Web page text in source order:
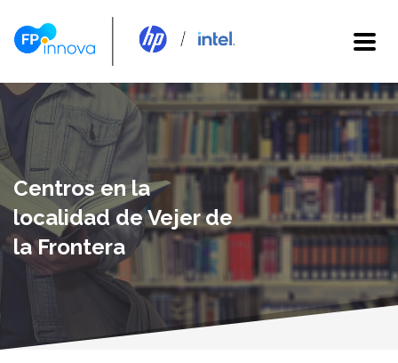
Centros en la
localidad de Vejer de
la Frontera